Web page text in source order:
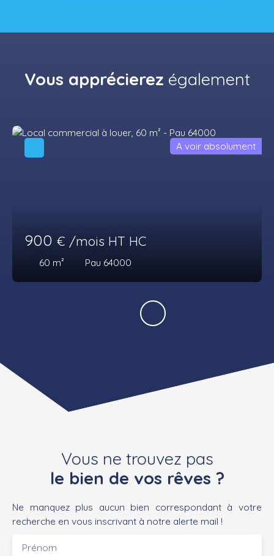
Vous apprécierez également
900 € /mois HT HC
60 m² Pau 64000
A voir absolument
Vous ne trouvez pas
le bien de vos rêves ?
Ne manquez plus aucun bien correspondant à votre
recherche en vous inscrivant à notre alerte mail !
Prénom